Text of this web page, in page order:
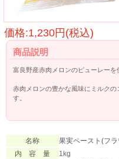
価格:1,230円(税込)
商品説明
富良野産赤肉メロンのピューレーを
赤肉メロンの豊かな風味にミルク
す。
名称
果実ペースト(フ
内 容 量
1kg